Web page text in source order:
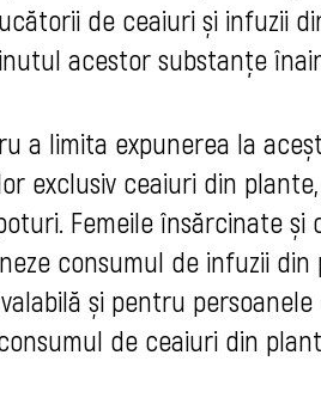
de ceaiuri și infuzii
acestor substanțe
a limita expunerea la
exclusiv ceaiuri din
Femeile însărcinate și
consumul de infuzii
și pentru
de ceaiuri din